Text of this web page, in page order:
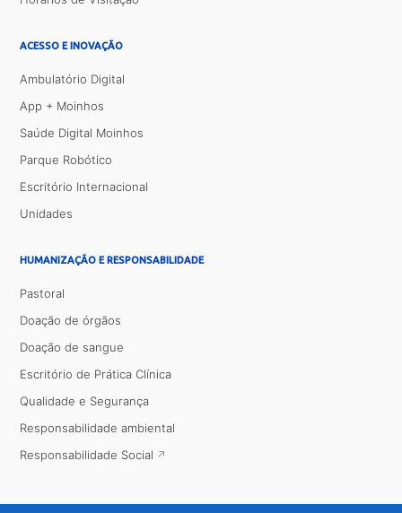
ACESSO E INOVAÇÃO
Ambulatório Digital
App + Moinhos
Saúde Digital Moinhos
Parque Robótico
Escritório Internacional
Unidades
HUMANIZAÇÃO E RESPONSABILIDADE
Pastoral
Doação de órgãos
Doação de sangue
Escritório de Prática Clínica
Qualidade e Segurança
Responsabilidade ambiental
Responsabilidade Social